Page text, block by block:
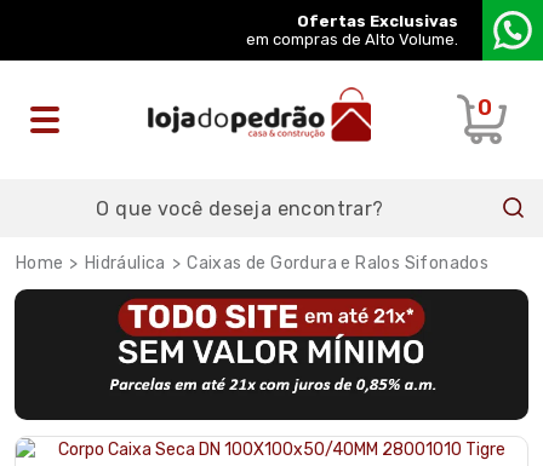
Ofertas Exclusivas
em compras de Alto Volume.
0
Hidráulica Caixas de Gordura e Ralos Sifonados